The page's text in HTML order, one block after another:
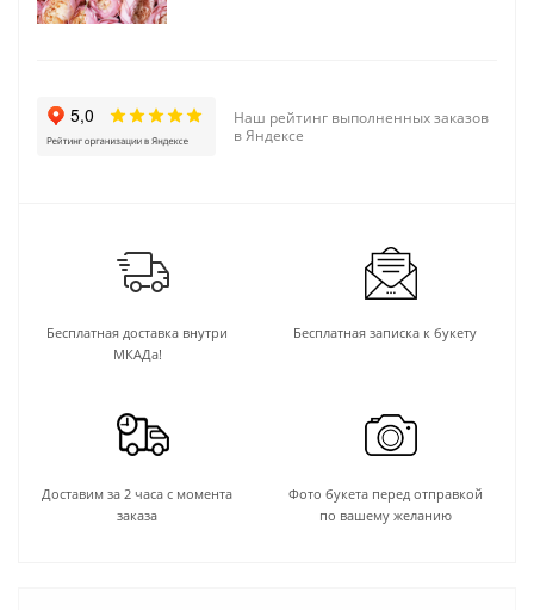
Наш рейтинг выполненных заказов
в Яндексе
Бесплатная доставка внутри
МКАДа!
Бесплатная записка к букету
Доставим за 2 часа с момента
заказа
Фото букета перед отправкой
по вашему желанию